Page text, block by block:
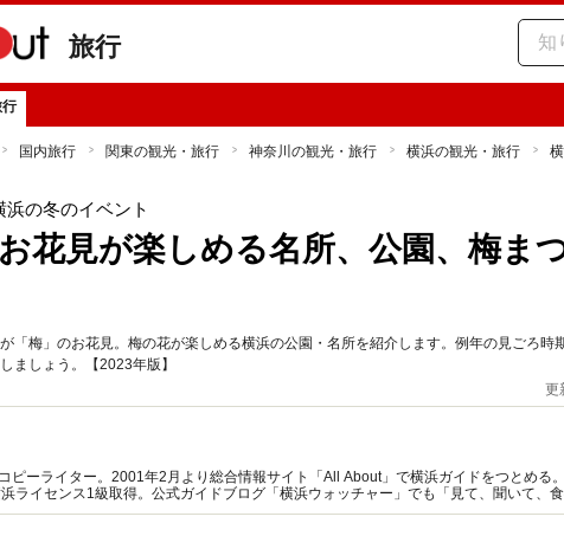
旅行
行
国内旅行 関東の観光・旅行 神奈川の観光・旅行 横浜の観光・旅行
浜の冬のイベント
花見が楽しめる名所、公園、梅ま
「梅」のお花見。梅の花が楽しめる横浜の公園・名所を紹介します。例年の見ごろ時
ましょう。【2023年版】
更
ピーライター。2001年2月より総合情報サイト「All About」で横浜ガイドをつとめる
ライセンス1級取得。公式ガイドブログ「横浜ウォッチャー」でも「見て、聞いて、
。